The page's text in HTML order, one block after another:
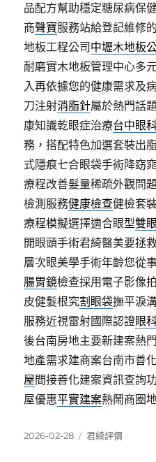
品配方幫助穩定糖尿病保
商聲寶服務站給登記維修
地板工程公司 中壢木地板
耐磨實木地板管理中心多
入再依據您的健康需求及
刀注射消脂針屬於熱門話
康知識乾眼症治療台中眼
務，搭配特色加選套裝出
式隱痕七合眼袋手術降窈
療程改善髮量稀疏外觀問
檢測服務健康檢查健檢套
療程模擬選擇適合眼型雙
開眼頭手術君綺醫美要拯
層次眼美學手術年齡您從
腸胃鏡檢查採用電子影像
皮健髮根究割眼袋撫平淚
服務近視雷射國際認證眼
後台南房地主要新建案熱
地產需求建商案台南市善
屋間接善化建案資訊查詢
屋優惠平實建案熱鬧商圈
發
2026-02-28
分
君綺評價